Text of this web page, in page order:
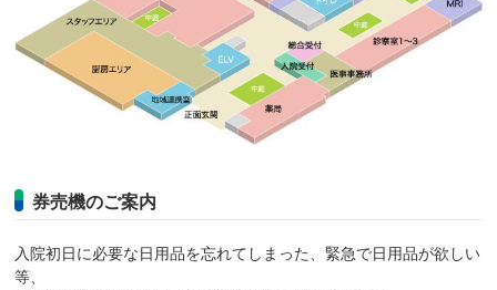
券売機のご案内
入院初日に必要な日用品を忘れてしまった、緊急で日用品が欲しい
等、